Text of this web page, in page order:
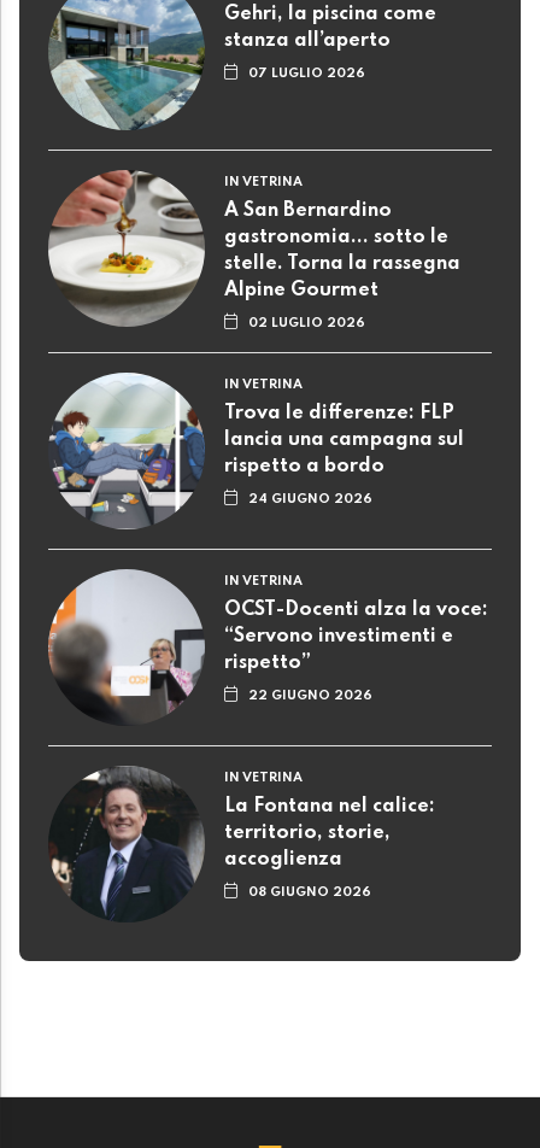
Gehri, la piscina come
stanza all’aperto
07 LUGLIO 2026
IN VETRINA
A San Bernardino
gastronomia... sotto le
stelle. Torna la rassegna
Alpine Gourmet
02 LUGLIO 2026
IN VETRINA
Trova le differenze: FLP
lancia una campagna sul
rispetto a bordo
24 GIUGNO 2026
IN VETRINA
OCST-Docenti alza la voce:
“Servono investimenti e
rispetto”
22 GIUGNO 2026
IN VETRINA
La Fontana nel calice:
territorio, storie,
accoglienza
08 GIUGNO 2026